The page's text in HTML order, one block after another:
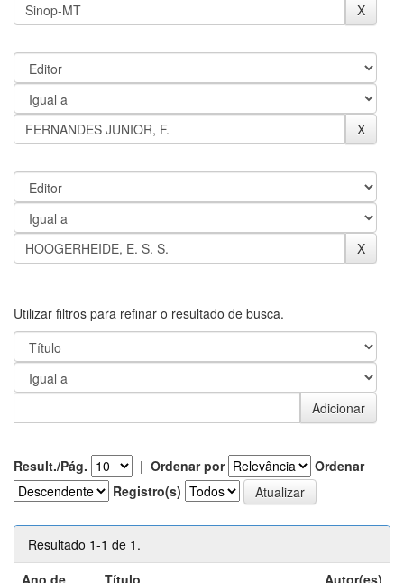
Utilizar filtros para refinar o resultado de busca.
Result./Pág. | Ordenar por
Ordenar
Registro(s)
Resultado 1-1 de 1.
Ano de
Título Autor(es)